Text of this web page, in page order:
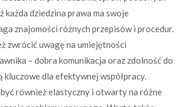
każda dziedzina prawa ma swoje
znajomości różnych przepisów i procedur.
zwrócić uwagę na umiejętności
– dobra komunikacja oraz zdolność do
kluczowe dla efektywnej współpracy.
również elastyczny i otwarty na różne